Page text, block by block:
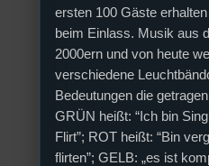
ersten 100 Gäste
beim Einlass. Musik aus
2000ern und von heute
verschiedene
Bedeutungen die
GRÜN heißt: “Ich bin
Flirt”; ROT heißt: “Bin
flirten”; GELB: „es ist